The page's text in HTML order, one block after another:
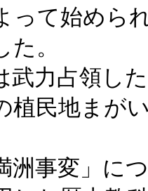
て始めら
。
力占領し
植民地まが
事変」に